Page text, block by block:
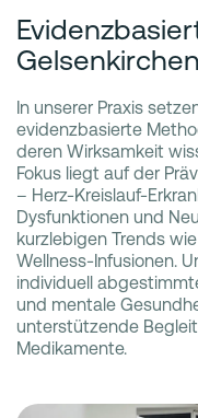
Gelsenkirchen
In unserer Praxis
evidenzbasierte
deren Wirksamkeit
Fokus liegt auf der
– Herz-Kreislauf-
Dysfunktionen und
kurzlebigen Trends
Wellness-Infusionen.
individuell
und mentale
unterstützende
Medikamente.